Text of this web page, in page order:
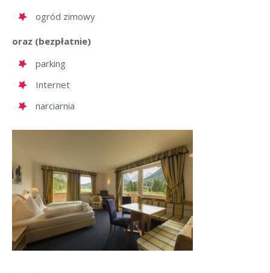
ogród zimowy
oraz (bezpłatnie)
parking
Internet
narciarnia